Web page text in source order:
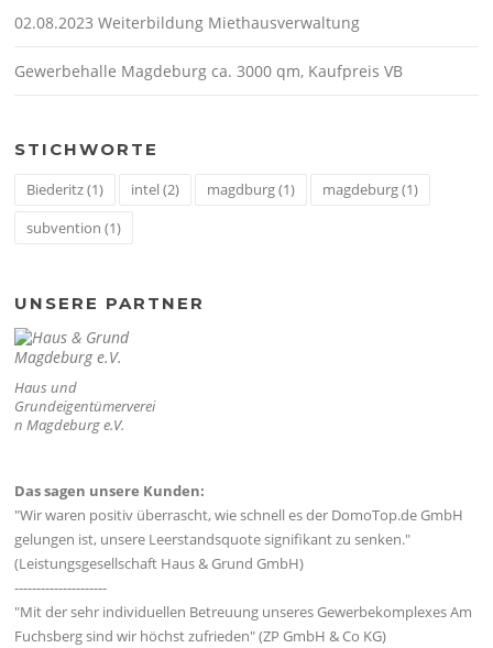
02.08.2023 Weiterbildung Miethausverwaltung
Gewerbehalle Magdeburg ca. 3000 qm, Kaufpreis VB
STICHWORTE
Biederitz(1) intel(2) magdburg(1) magdeburg(1)
subvention (1)
UNSERE PARTNER
Haus und
Grundeigentümerverei
n Magdeburg e.V.
Das sagen unsere Kunden:
"Wir waren positiv überrascht, wie schnell es der DomoTop.de GmbH
gelungen ist, unsere Leerstandsquote signifikant zu senken."
(Leistungsgesellschaft Haus & Grund GmbH)
---------------------
"Mit der sehr individuellen Betreuung unseres Gewerbekomplexes Am
Fuchsberg sind wir höchst zufrieden" (ZP GmbH & Co KG)